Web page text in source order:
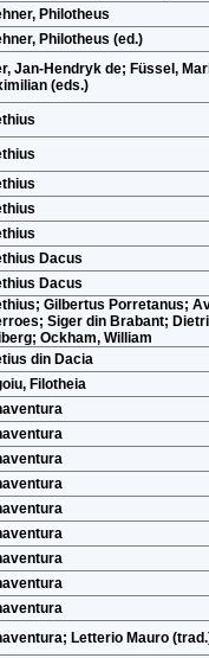
Philotheus
Philotheus (ed.)
Jan-Hendryk de; Füssel,
(eds.)
Dacus
Dacus
Gilbertus Porretanus;
Siger din Brabant;
Ockham, William
din Dacia
Filotheia
Letterio Mauro